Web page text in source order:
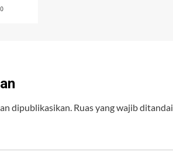
0
dipublikasikan. Ruas yang wajib ditandai